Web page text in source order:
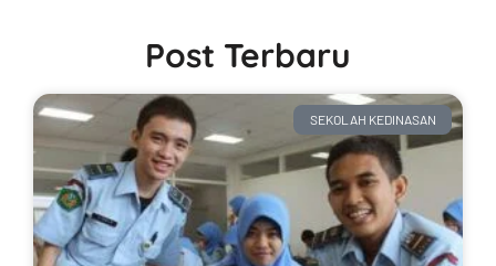
Post Terbaru
SEKOLAH KEDINASAN